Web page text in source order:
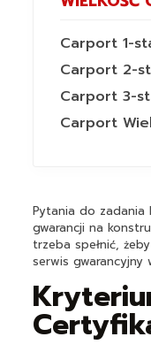
Carport 1-
Carport 2-
Carport 3-
Carport
Pytania do zadania
gwarancji na
trzeba spełnić,
serwis gwarancyjny